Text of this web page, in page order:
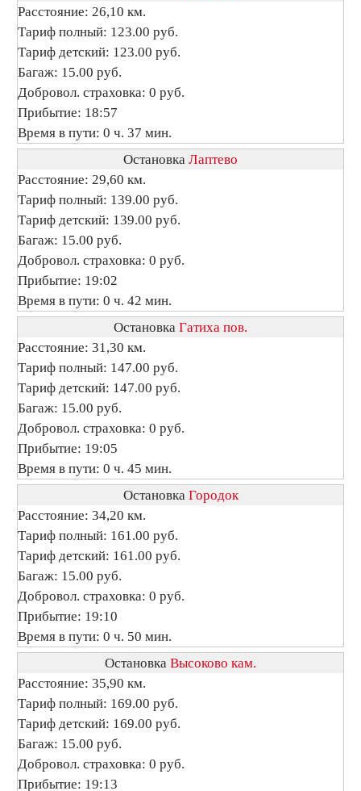
Расстояние: 26,10 км.
Тариф полный: 123.00 руб.
Тариф детский: 123.00 руб.
Багаж: 15.00 руб.
Добровол. страховка: 0 руб.
Прибытие: 18:57
Время в пути: 0 ч. 37 мин.
Остановка Лаптево
Расстояние: 29,60 км.
Тариф полный: 139.00 руб.
Тариф детский: 139.00 руб.
Багаж: 15.00 руб.
Добровол. страховка: 0 руб.
Прибытие: 19:02
Время в пути: 0 ч. 42 мин.
Остановка Гатиха пов.
Расстояние: 31,30 км.
Тариф полный: 147.00 руб.
Тариф детский: 147.00 руб.
Багаж: 15.00 руб.
Добровол. страховка: 0 руб.
Прибытие: 19:05
Время в пути: 0 ч. 45 мин.
Остановка Городок
Расстояние: 34,20 км.
Тариф полный: 161.00 руб.
Тариф детский: 161.00 руб.
Багаж: 15.00 руб.
Добровол. страховка: 0 руб.
Прибытие: 19:10
Время в пути: 0 ч. 50 мин.
Остановка Высоково кам.
Расстояние: 35,90 км.
Тариф полный: 169.00 руб.
Тариф детский: 169.00 руб.
Багаж: 15.00 руб.
Добровол. страховка: 0 руб.
Прибытие: 19:13